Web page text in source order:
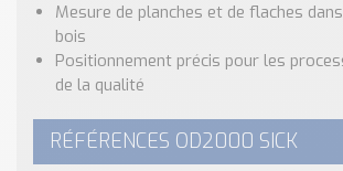
Mesure de planches et de flaches
bois
Positionnement précis pour les
de la qualité
RÉFÉRENCES OD2000 SICK